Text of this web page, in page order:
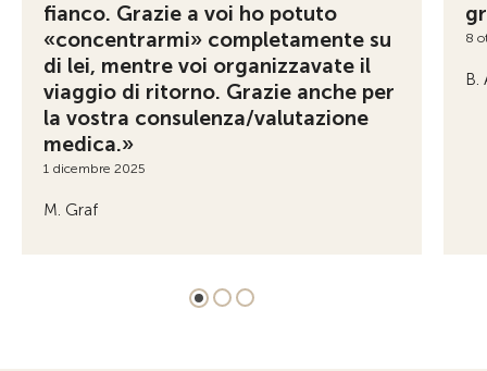
fianco. Grazie a voi ho potuto
«concentrarmi» completamente su
di lei, mentre voi organizzavate il
viaggio di ritorno. Grazie anche per
la vostra consulenza/valutazione
medica.»
1 dicembre 2025
M. Graf
8
B.